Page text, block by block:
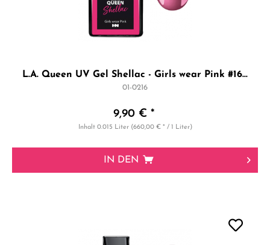
L.A. Queen UV Gel Shellac - Girls wear Pink #16...
01-0216
9,90 € *
Inhalt 0.015 Liter (660,00 € * / 1 Liter)
IN DEN